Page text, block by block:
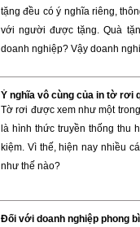
tặng đều có ý nghĩa riêng,
với người được tặng. Quà
doanh nghiệp? Vậy doanh
Ý nghĩa vô cùng của in tờ rơi
Tờ rơi được xem như một
là hình thức truyền thống thu
kiệm. Vì thế, hiện nay nhiều
như thế nào?
Đối với doanh nghiệp phong